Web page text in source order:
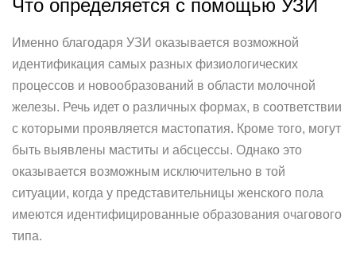
Что определяется с помощью УЗИ
Именно благодаря УЗИ оказывается возможной
идентификация самых разных физиологических
процессов и новообразований в области молочной
железы. Речь идет о различных формах, в соответствии
с которыми проявляется мастопатия. Кроме того, могут
быть выявлены маститы и абсцессы. Однако это
оказывается возможным исключительно в той
ситуации, когда у представительницы женского пола
имеются идентифицированные образования очагового
типа.